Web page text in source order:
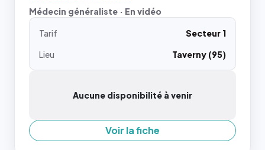
Médecin généraliste · En vidéo
Tarif
Secteur 1
Lieu
Taverny (95)
Aucune disponibilité à venir
Voir la fiche